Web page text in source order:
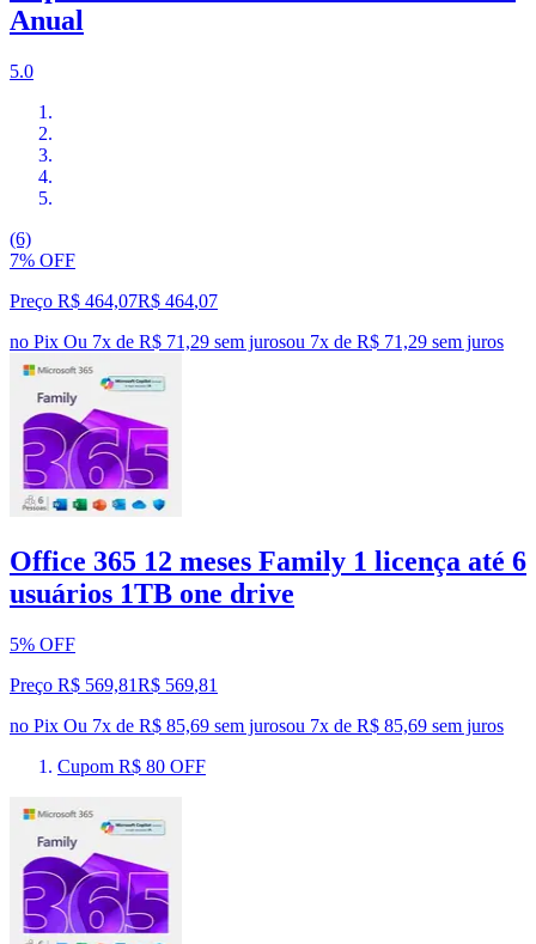
Anual
5.0
(6)
7% OFF
Preço R$ 464,07R$ 464,07
no Pix Ou 7x de R$ 71,29 sem jurosou 7x de R$ 71,29 sem juros
Office 365 12 meses Family 1 licença até 6
usuários 1TB one drive
5% OFF
Preço R$ 569,81R$ 569,81
no Pix Ou 7x de R$ 85,69 sem jurosou 7x de R$ 85,69 sem juros
Cupom R$ 80 OFF